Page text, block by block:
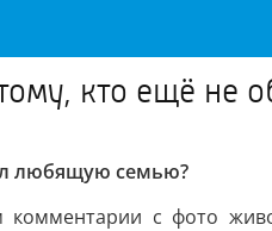
кто ещё не
любящую семью?
с фото